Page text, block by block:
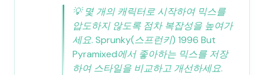
💡 몇 개의 캐릭터로 시작하여 믹스를
압도하지 않도록 점차 복잡성을 높여가
세요. Sprunky(스프런키) 1996 But
Pyramixed에서 좋아하는 믹스를 저장
하여 스타일을 비교하고 개선하세요.